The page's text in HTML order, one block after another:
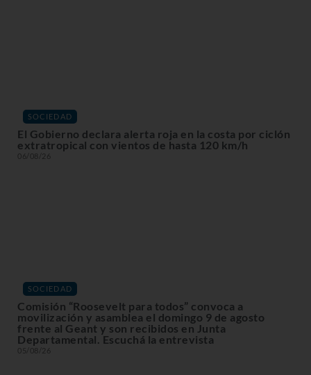
SOCIEDAD
El Gobierno declara alerta roja en la costa por ciclón
extratropical con vientos de hasta 120 km/h
06/08/26
SOCIEDAD
Comisión “Roosevelt para todos” convoca a
movilización y asamblea el domingo 9 de agosto
frente al Geant y son recibidos en Junta
Departamental. Escuchá la entrevista
05/08/26